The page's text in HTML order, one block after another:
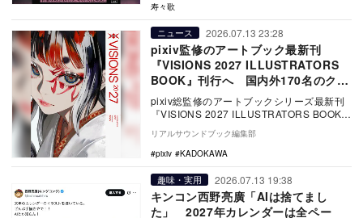
寿々歌
ニュース 2026.07.13 23:28
pixiv監修のアートブック最新刊
『VISIONS 2027 ILLUSTRATORS
BOOK』刊行へ 国内外170名のクリ
エイター作品を収録
pixiv総監修のアートブックシリーズ最新刊
『VISIONS 2027 ILLUSTRATORS BOOK』
が2026年9月26…
リアルサウンドブック編集部
pixiv
KADOKAWA
趣味・実用 2026.07.13 19:38
キンコン西野亮廣「AIは捨てまし
た」 2027年カレンダーは全ペー